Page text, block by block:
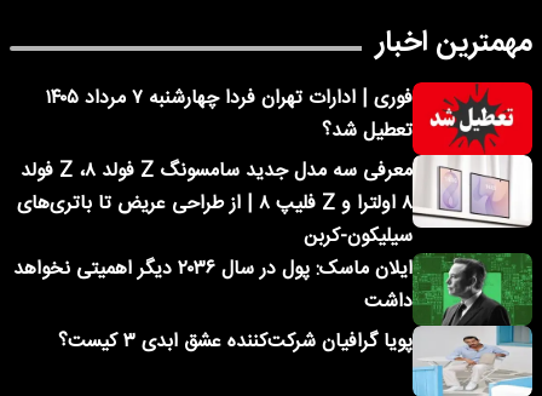
مهمترین اخبار
فوری | ادارات تهران فردا چهارشنبه ۷ مرداد ۱۴۰۵
تعطیل شد؟
معرفی سه مدل جدید سامسونگ Z فولد ۸، Z فولد
۸ اولترا و Z فلیپ ۸ | از طراحی عریض تا باتری‌های
سیلیکون-کربن
ایلان ماسک: پول در سال ۲۰۳۶ دیگر اهمیتی نخواهد
داشت
پویا گرافیان شرکت‌کننده عشق ابدی ۳ کیست؟